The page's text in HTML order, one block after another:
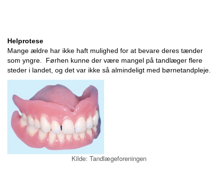
Helprotese
Mange ældre har ikke haft mulighed for at bevare deres tænder
som yngre. Førhen kunne der være mangel på tandlæger flere
steder i landet, og det var ikke så almindeligt med børnetandpleje.
Kilde: Tandlægeforeningen